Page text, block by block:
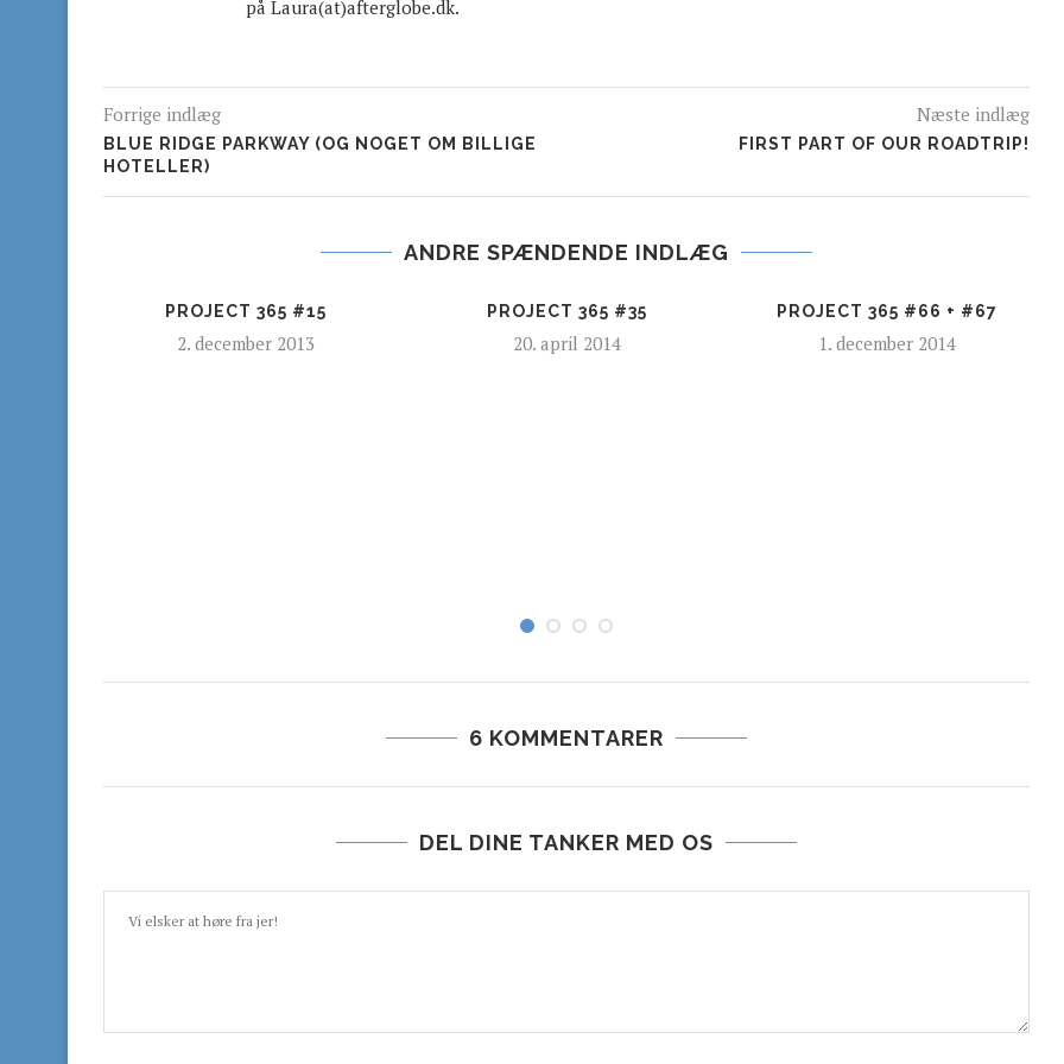
på Laura(at)afterglobe.dk.
Forrige indlæg
BLUE RIDGE PARKWAY (OG NOGET OM BILLIGE
HOTELLER)
Næste indlæg
FIRST PART OF OUR ROADTRIP!
ANDRE SPÆNDENDE INDLÆG
PROJECT 365 #15
2. december 2013
PROJECT 365 #35
20. april 2014
PROJECT 365 #66 + #67
1. december 2014
6 KOMMENTARER
DEL DINE TANKER MED OS